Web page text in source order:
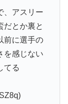
、アスリー
だとか裏と
前に選手の
を感じない
てる